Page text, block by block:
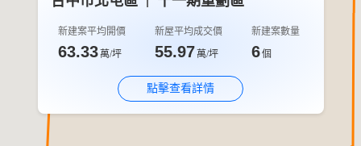
新建案平均開價
63.33萬/坪
新屋平均成交價
55.97萬/坪
新建案數量
6個
點擊查看詳情